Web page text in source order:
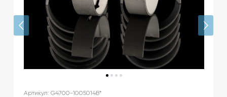
Артикул: G4700-1005014B*